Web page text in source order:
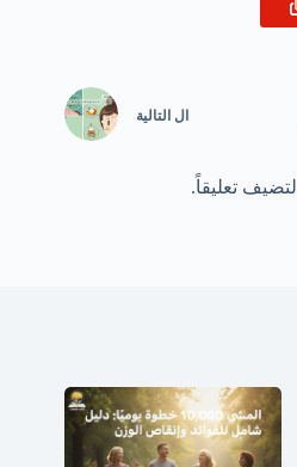
ال التالية
لتضيف تعليقاً.